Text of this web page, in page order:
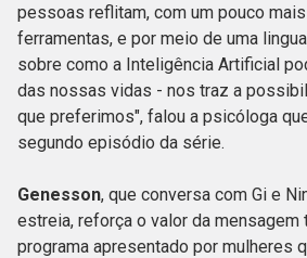
pessoas reflitam, com um pouco
ferramentas, e por meio de uma
sobre como a Inteligência Artificial
das nossas vidas - nos traz a
que preferimos", falou a psicóloga
segundo episódio da série.
Genesson, que conversa com Gi e
estreia, reforça o valor da mensagem
programa apresentado por mulheres